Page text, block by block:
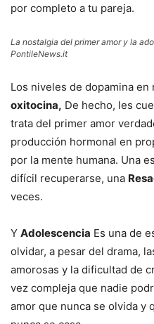
por completo a tu pareja.
La nostalgia del primer amor y la
PontileNews.it
Los niveles de dopamina
oxitocina, De hecho, les
trata del primer amor
producción hormonal en
por la mente humana. Una
difícil recuperarse, una
veces.
Y Adolescencia Es una de
olvidar, a pesar del drama,
amorosas y la dificultad de
vez compleja que nadie
amor que nunca se olvida y